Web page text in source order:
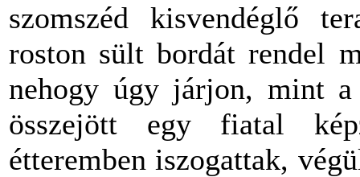
szomszéd kisvendéglő
roston sült bordát rendel
nehogy úgy járjon, mint
összejött egy fiatal
étteremben iszogattak,